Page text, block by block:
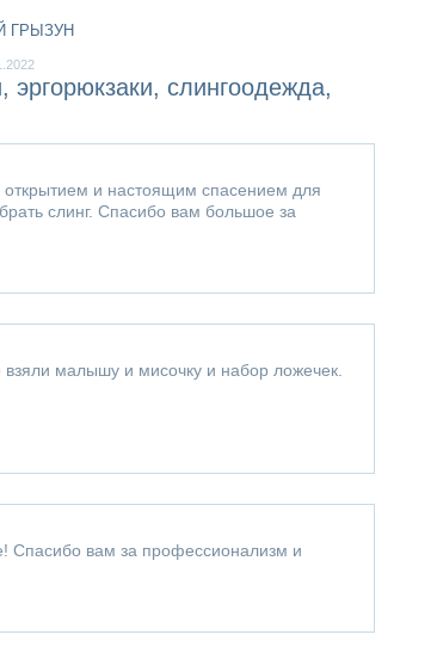
ГРЫЗУН
слингоодежда,
открытием и настоящим спасением для
слинг. Спасибо вам большое за
малышу и мисочку и набор ложечек.
Спасибо вам за профессионализм и